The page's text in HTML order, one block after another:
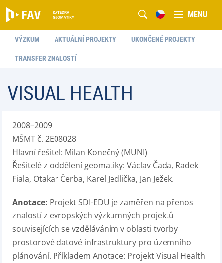
MENU
VÝZKUM AKTUÁLNÍ PROJEKTY UKONČENÉ PROJEKTY
TRANSFER ZNALOSTÍ
VISUAL HEALTH
2008–2009
MŠMT č. 2E08028
Hlavní řešitel: Milan Konečný (MUNI)
Řešitelé z oddělení geomatiky: Václav Čada, Radek
Fiala, Otakar Čerba, Karel Jedlička, Jan Ježek.
Anotace: Projekt SDI-EDU je zaměřen na přenos
znalostí z evropských výzkumných projektů
souvisejících se vzděláváním v oblasti tvorby
prostorové datové infrastruktury pro územního
plánování. Příkladem Anotace: Projekt Visual Health